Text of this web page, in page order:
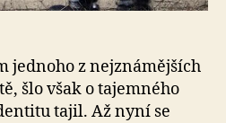
jednoho z nejznámějších
šlo však o tajemného
tajil. Až nyní se